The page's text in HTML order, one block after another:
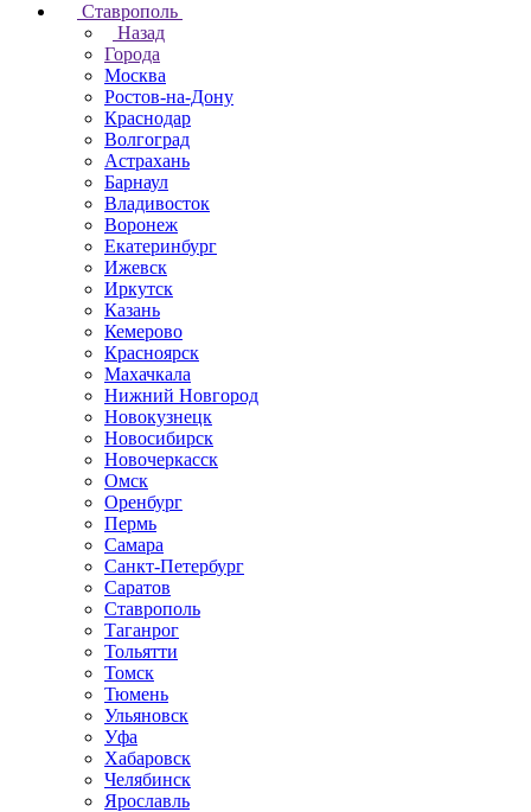
Ставрополь
Назад
Города
Москва
Ростов-на-Дону
Краснодар
Волгоград
Астрахань
Барнаул
Владивосток
Воронеж
Екатеринбург
Ижевск
Иркутск
Казань
Кемерово
Красноярск
Махачкала
Нижний Новгород
Новокузнецк
Новосибирск
Новочеркаcск
Омск
Оренбург
Пермь
Самара
Санкт-Петербург
Саратов
Ставрополь
Таганрог
Тольятти
Томск
Тюмень
Ульяновск
Уфа
Хабаровск
Челябинск
Ярославль